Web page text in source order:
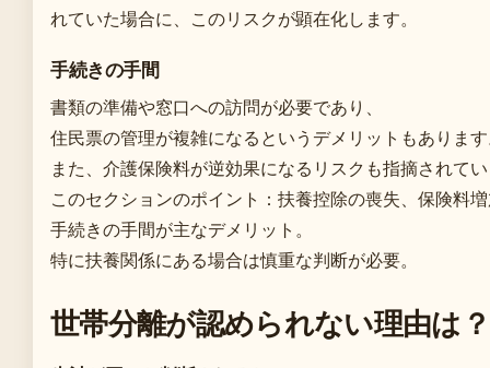
れていた場合に、このリスクが顕在化します。
手続きの手間
書類の準備や窓口への訪問が必要であり、
住民票の管理が複雑になるというデメリットもありま
また、介護保険料が逆効果になるリスクも指摘されて
このセクションのポイント：扶養控除の喪失、保険料
手続きの手間が主なデメリット。
特に扶養関係にある場合は慎重な判断が必要。
世帯分離が認められない理由は？